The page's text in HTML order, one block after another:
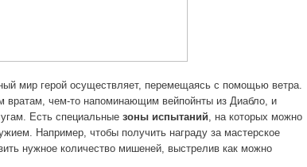
мир герой осуществляет, перемещаясь с помощью ветра.
вратам, чем-то напоминающим вейпойнты из Диабло, и
Есть специальные зоны испытаний, на которых можно
Например, чтобы получить награду за мастерское
нужное количество мишеней, выстрелив как можно